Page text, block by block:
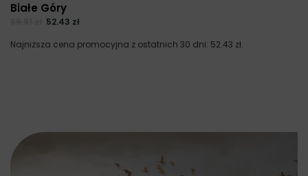
Białe Góry
52.43 zł
Najniższa cena promocyjna z ostatnich 30 dni: 52.43 zł.